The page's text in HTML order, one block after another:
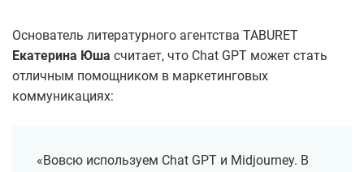
Основатель литературного агентства TABURET
Екатерина Юша считает, что Chat GPT может стать
отличным помощником в маркетинговых
коммуникациях:
«Вовсю используем Chat GPT и Midjourney. В